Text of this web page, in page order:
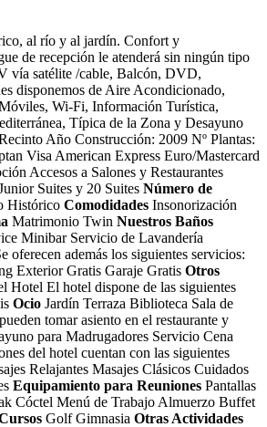
al río y al jardín. Confort y
de recepción le atenderá sin ningún tipo
vía satélite /cable, Balcón, DVD,
disponemos de Aire Acondicionado,
Wi-Fi, Información Turística,
Típica de la Zona y Desayuno
Año Construcción: 2009 Nº Plantas:
Visa American Express Euro/Mastercard
Accesos a Salones y Restaurantes
Suites y 20 Suites Número de
Histórico Comodidades Insonorización
Matrimonio Twin Nuestros Baños
Minibar Servicio de Lavandería
oferecen además los siguientes servicios:
Exterior Gratis Garaje Gratis Otros
Hotel El hotel dispone de las siguientes
Ocio Jardín Terraza Biblioteca Sala de
tomar asiento en el restaurante y
para Madrugadores Servicio Cena
del hotel cuentan con las siguientes
Relajantes Masajes Clásicos Cuidados
Equipamiento para Reuniones Pantallas
Cóctel Menú de Trabajo Almuerzo Buffet
Golf Gimnasia Otras Actividades